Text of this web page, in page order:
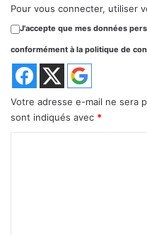
Pour vous connecter, utiliser
J'accepte que mes données
conformément à la politique de
Votre adresse e-mail ne sera
sont indiqués avec *